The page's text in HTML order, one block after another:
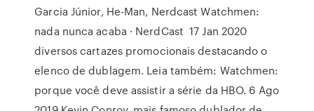
Garcia Júnior, He-Man, Nerdcast Watchmen:
nada nunca acaba · NerdCast 17 Jan 2020
diversos cartazes promocionais destacando o
elenco de dublagem. Leia também: Watchmen:
porque você deve assistir a série da HBO. 6 Ago